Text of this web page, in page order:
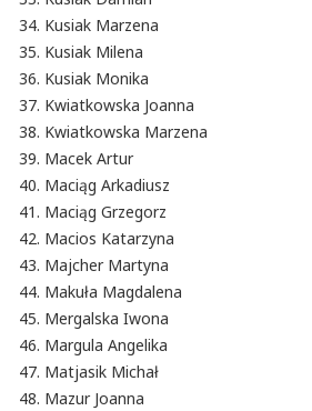
Kusiak Marzena
Kusiak Milena
Kusiak Monika
Kwiatkowska Joanna
Kwiatkowska Marzena
Macek Artur
Maciąg Arkadiusz
Maciąg Grzegorz
Macios Katarzyna
Majcher Martyna
Makuła Magdalena
Mergalska Iwona
Margula Angelika
Matjasik Michał
Mazur Joanna